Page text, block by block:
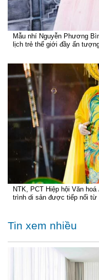
Mẫu nhí Nguyễn Phương
lịch trẻ thế giới đầy ấn
NTK, PCT Hiệp hội Văn
trình di sản được tiếp nối từ
Tin xem nhiều